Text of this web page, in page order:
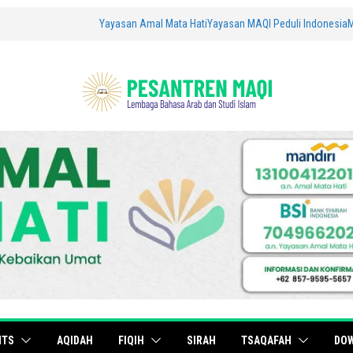
Yayasan Amal Mata HatiYayasan MAQI Peduli Indonesia
AQIDAH FIQIH SIRAH TSAQAFAH